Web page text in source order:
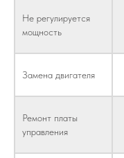
Не регулируется
мощность
Замена двигателя
Ремонт платы
управления